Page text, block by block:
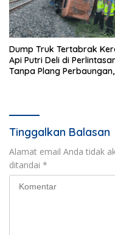
Dump Truk Tertabrak
Api Putri Deli di
Tanpa Plang Perbaungan,
Tinggalkan Balasan
Alamat email Anda tidak
ditandai *